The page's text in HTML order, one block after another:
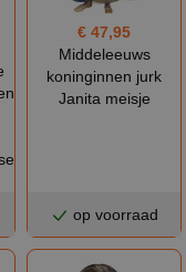
€ 47,95
Middeleeuws
koninginnen jurk
Janita meisje
op voorraad